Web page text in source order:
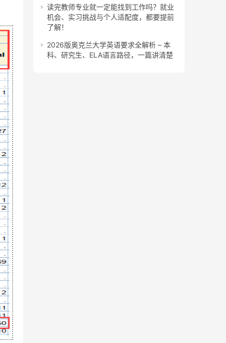
读完教师专业就一定能找到工作吗？就业
机会、实习挑战与个人适配度，都要提前
了解！
2026版奥克兰大学英语要求全解析 – 本
科、研究生、ELA语言路径，一篇讲清楚